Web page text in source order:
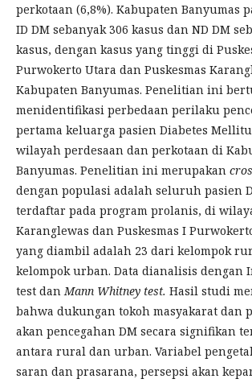
perkotaan (6,8%). Kabupaten Banyumas
ID DM sebanyak 306 kasus dan ND DM
kasus, dengan kasus yang tinggi di
Purwokerto Utara dan Puskesmas
Kabupaten Banyumas. Penelitian ini
menidentifikasi perbedaan perilaku
pertama keluarga pasien Diabetes
wilayah perdesaan dan perkotaan di
Banyumas. Penelitian ini merupakan
dengan populasi adalah seluruh pasien
terdaftar pada program prolanis, di
Karanglewas dan Puskesmas I
yang diambil adalah 23 dari kelompok
kelompok urban. Data dianalisis dengan
test danMann Whitney test. Hasil studi
bahwa dukungan tokoh masyakarat dan
akan pencegahan DM secara signifikan
antara rural dan urban. Variabel
saran dan prasarana, persepsi akan